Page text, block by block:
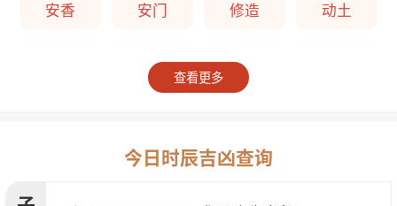
安香 安门 修造 动土
平治道涂 造桥
查看更多
今日时辰吉凶查询